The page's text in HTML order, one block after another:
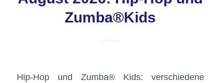
Zumba®Kids
Hip-Hop und Zumba® Kids: verschiedene